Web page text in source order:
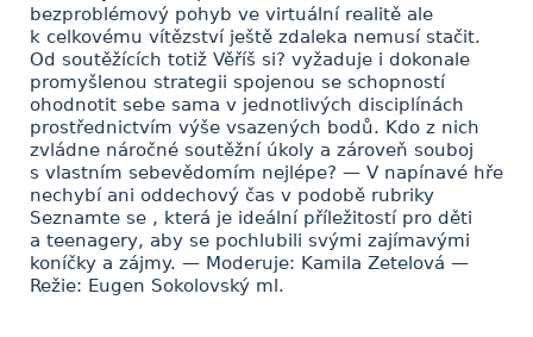
bezproblémový pohyb ve virtuální realitě ale
k celkovému vítězství ještě zdaleka nemusí stačit.
Od soutěžících totiž Věříš si? vyžaduje i dokonale
promyšlenou strategii spojenou se schopností
ohodnotit sebe sama v jednotlivých disciplínách
prostřednictvím výše vsazených bodů. Kdo z nich
zvládne náročné soutěžní úkoly a zároveň souboj
s vlastním sebevědomím nejlépe? — V napínavé hře
nechybí ani oddechový čas v podobě rubriky
Seznamte se , která je ideální příležitostí pro děti
a teenagery, aby se pochlubili svými zajímavými
koníčky a zájmy. — Moderuje: Kamila Zetelová —
Režie: Eugen Sokolovský ml.